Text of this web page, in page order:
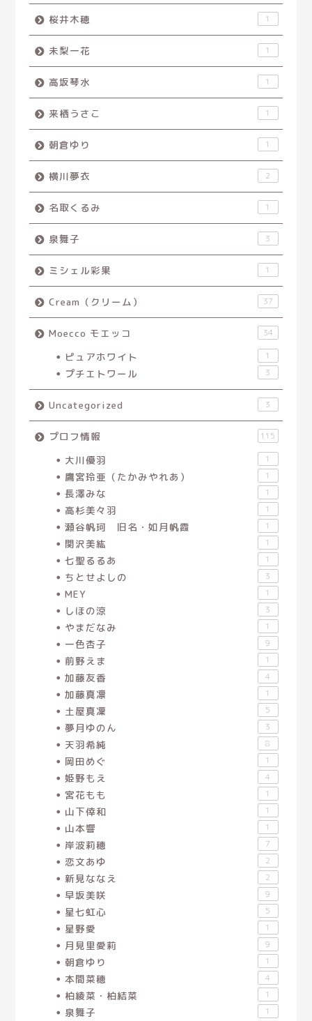
桜井木穂 1
未梨一花 1
高坂琴水 1
来栖うさこ 1
朝倉ゆり 1
横川夢衣 2
名取くるみ 1
泉舞子 3
ミシェル彩果 1
Cream（クリーム） 37
Moecco モエッコ 34
ピュアホワイト 1
プチエトワール 3
Uncategorized 3
プロフ情報 115
大川優羽 1
鷹宮玲亜（たかみやれあ） 1
長澤みな 1
高杉美々羽 1
瀬谷帆珂 旧名・如月帆霞 1
関沢美紘 1
七聖るるあ 1
ちとせよしの 3
MEY 1
しほの涼 3
やまだなみ 1
一色杏子 9
前野えま 1
加藤友香 4
加藤真凛 1
土屋真凜 5
夢月ゆのん 3
天羽希純 8
岡田めぐ 1
姫野もえ 4
宮花もも 1
山下倖和 1
山本響 1
岸波莉穂 7
恋文あゆ 2
新見ななえ 2
早坂美咲 9
星七虹心 5
星野愛 1
月見里愛莉 9
朝倉ゆり 1
本間菜穂 4
柏綾菜・柏結菜 1
泉舞子 1